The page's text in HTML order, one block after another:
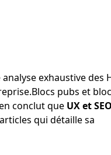
exhaustive des
pubs et
conclut que UX et
qui détaille sa